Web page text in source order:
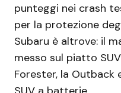
punteggi nei crash
per la protezione
Subaru è altrove: il
messo sul piatto
Forester, la Outback